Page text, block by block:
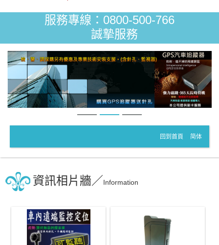
服務專線：0800-500-766
誠摯服務
回到首頁 简体
資訊相片牆／Information